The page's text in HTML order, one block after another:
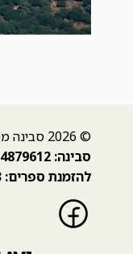
© 2026 סבינה מסג
סבינה: 054-4879612
להזמנת ספרים: 054-5497353